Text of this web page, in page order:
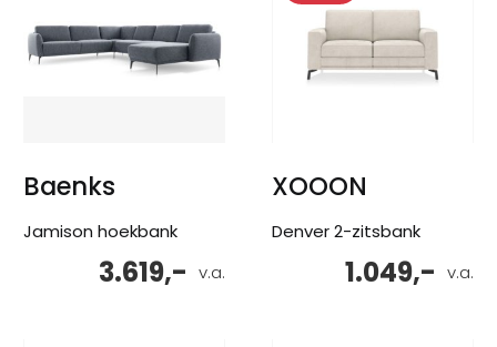
Baenks
Jamison hoekbank
v.a.
3.619,-
XOOON
Denver 2-zitsbank
v.a.
1.049,-